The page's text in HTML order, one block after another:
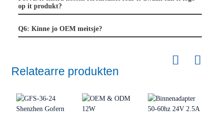
op it produkt?
Q6: Kinne jo OEM meitsje?
Relatearre produkten